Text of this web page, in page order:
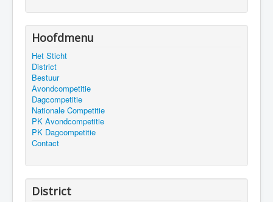
Hoofdmenu
Het Sticht
District
Bestuur
Avondcompetitie
Dagcompetitie
Nationale Competitie
PK Avondcompetitie
PK Dagcompetitie
Contact
District